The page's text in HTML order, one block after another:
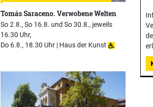
Tomás Saraceno. Verwobene Welten
So 2.8., So 16.8. und So 30.8., jeweils
16.30 Uhr,
Do 6.8., 18.30 Uhr | Haus der Kunst